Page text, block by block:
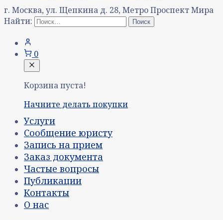
г. Москва, ул. Щепкина д. 28, Метро Проспект Мира
Найти:
0
Корзина пуста!
Начните делать покупки
Услуги
Сообщение юристу
Запись на прием
Заказ документа
Частые вопросы
Публикации
Контакты
О нас